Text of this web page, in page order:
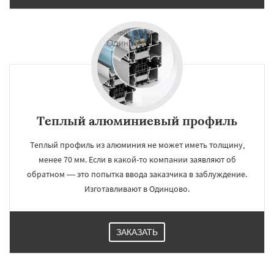
Теплый алюминиевый профиль
Теплый профиль из алюминия не может иметь толщину,
менее 70 мм. Если в какой-то компании заявляют об
обратном — это попытка ввода заказчика в заблуждение.
Изготавливают в Одинцово.
ЗАКАЗАТЬ